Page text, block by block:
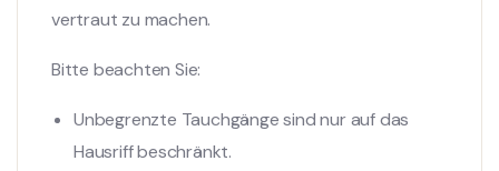
vertraut zu machen.
Bitte beachten Sie:
Unbegrenzte Tauchgänge sind nur auf das
Hausriff beschränkt.